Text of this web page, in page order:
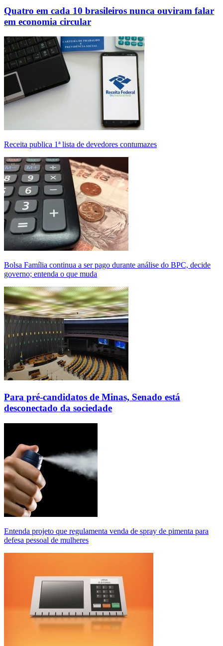
Quatro em cada 10 brasileiros nunca ouviram falar
em economia circular
Receita publica 1ª lista de devedores contumazes
Bolsa Família continua a ser pago durante análise do BPC, decide
governo; entenda o que muda
Para pré-candidatos de Minas, Senado está
desconectado da sociedade
Entenda projeto que regulamenta venda de spray de pimenta para
defesa pessoal de mulheres